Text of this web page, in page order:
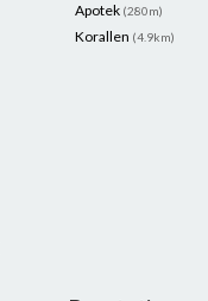
Apotek (280m)
Korallen (4.9km)